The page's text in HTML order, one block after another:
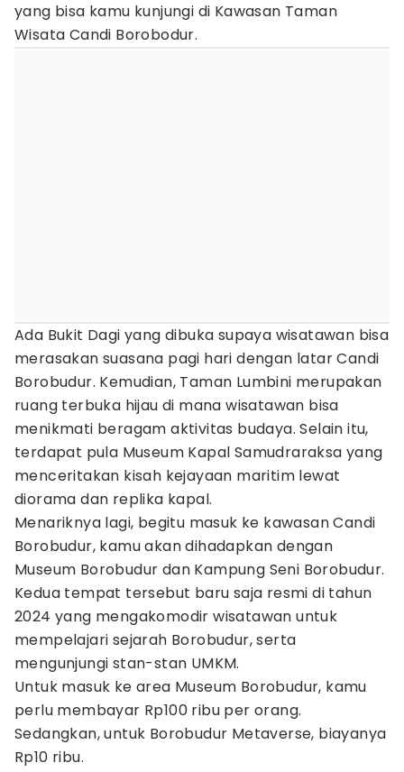
yang bisa kamu kunjungi di Kawasan Taman
Wisata Candi Borobodur.
Ada Bukit Dagi yang dibuka supaya wisatawan bisa
merasakan suasana pagi hari dengan latar Candi
Borobudur. Kemudian, Taman Lumbini merupakan
ruang terbuka hijau di mana wisatawan bisa
menikmati beragam aktivitas budaya. Selain itu,
terdapat pula Museum Kapal Samudraraksa yang
menceritakan kisah kejayaan maritim lewat
diorama dan replika kapal.
Menariknya lagi, begitu masuk ke kawasan Candi
Borobudur, kamu akan dihadapkan dengan
Museum Borobudur dan Kampung Seni Borobudur.
Kedua tempat tersebut baru saja resmi di tahun
2024 yang mengakomodir wisatawan untuk
mempelajari sejarah Borobudur, serta
mengunjungi stan-stan UMKM.
Untuk masuk ke area Museum Borobudur, kamu
perlu membayar Rp100 ribu per orang.
Sedangkan, untuk Borobudur Metaverse, biayanya
Rp10 ribu.